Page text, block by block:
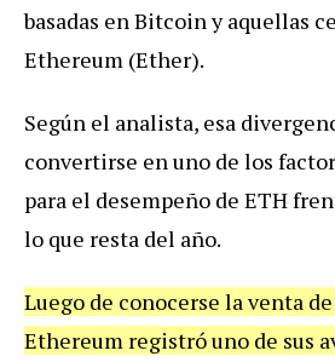
basadas en Bitcoin y aquellas
Ethereum (Ether).
Según el analista, esa
convertirse en uno de los
para el desempeño de ETH
lo que resta del año.
Luego de conocerse la venta de
Ethereum registró uno de sus